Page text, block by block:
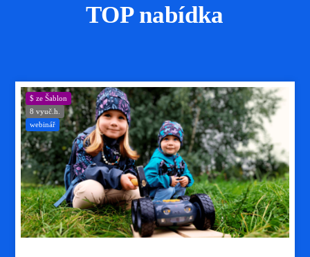
TOP nabídka
$ ze Šablon
8 vyuč.h.
webinář